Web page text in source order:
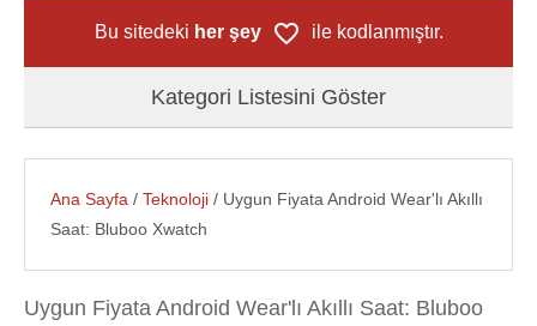
Bu sitedeki her şey ile kodlanmıştır.
Kategori Listesini Göster
Ana Sayfa /Teknoloji / Uygun Fiyata Android Wear'lı Akıllı
Saat: Bluboo Xwatch
Uygun Fiyata Android Wear'lı Akıllı Saat: Bluboo